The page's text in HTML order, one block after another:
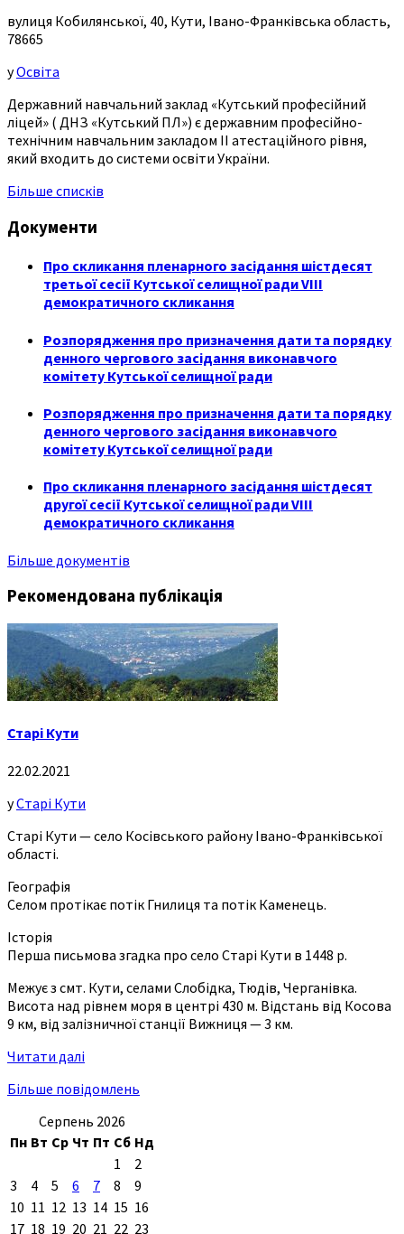
вулиця Кобилянської, 40, Кути, Івано-Франківська область,
78665
уОсвіта
Державний навчальний заклад «Кутський професійний
ліцей» ( ДНЗ «Кутський ПЛ») є державним професійно-
технічним навчальним закладом ІІ атестаційного рівня,
який входить до системи освіти України.
Більше списків
Документи
Про скликання пленарного засідання шістдесят
третьої сесії Кутської селищної ради VIII
демократичного скликання
Розпорядження про призначення дати та порядку
денного чергового засідання виконавчого
комітету Кутської селищної ради
Розпорядження про призначення дати та порядку
денного чергового засідання виконавчого
комітету Кутської селищної ради
Про скликання пленарного засідання шістдесят
другої сесії Кутської селищної ради VIII
демократичного скликання
Більше документів
Рекомендована публікація
Старі Кути
22.02.2021
уСтарі Кути
Старі Кути — село Косівського району Івано-Франківської
області.
Географія
Селом протікає потік Гнилиця та потік Каменець.
Історія
Перша письмова згадка про село Старі Кути в 1448 р.
Межує з смт. Кути, селами Слобідка, Тюдів, Черганівка.
Висота над рівнем моря в центрі 430 м. Відстань від Косова
9 км, від залізничної станції Вижниця — 3 км.
Читати далі
Більше повідомлень
Серпень 2026
Пн Вт Ср Чт Пт Сб Нд
1
2
3
4 5 6 7 8
9
10 11 12 13 14 15 16
17 18 19 20 21 22 23